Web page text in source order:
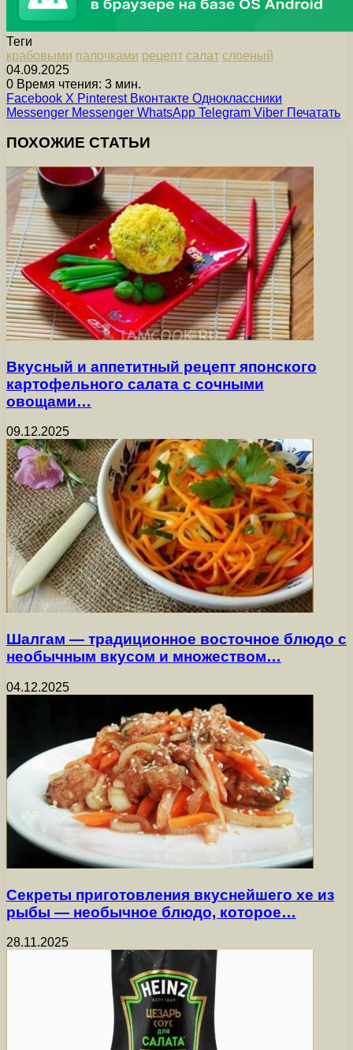
Теги
крабовыми палочками рецепт салат слоеный
04.09.2025
0 Время чтения: 3 мин.
Facebook X Pinterest Вконтакте Одноклассники
Messenger Messenger WhatsApp Telegram Viber Печатать
ПОХОЖИЕ СТАТЬИ
Вкусный и аппетитный рецепт японского
картофельного салата с сочными
овощами…
09.12.2025
Шалгам — традиционное восточное блюдо с
необычным вкусом и множеством…
04.12.2025
Секреты приготовления вкуснейшего хе из
рыбы — необычное блюдо, которое…
28.11.2025